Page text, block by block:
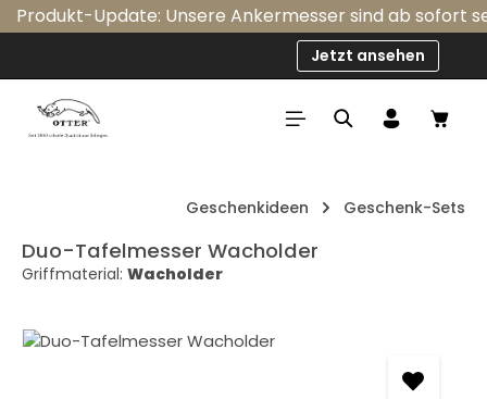
Zum Hauptinhalt springen
Produkt-Update: Unsere Ankermesser sind ab sofort
Jetzt ansehen
Geschenkideen Geschenk-Sets
Duo-Tafelmesser Wacholder
Griffmaterial: Wacholder
Bildergalerie überspringen